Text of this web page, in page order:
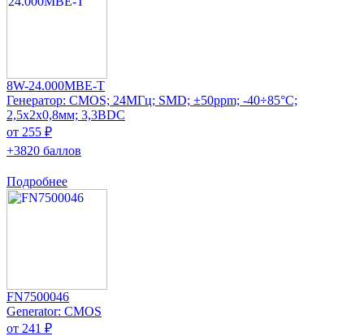
8W-24.000MBE-T
Генератор: CMOS; 24МГц; SMD; ±50ppm; -40÷85°C;
2,5x2x0,8мм; 3,3ВDC
от 255 ₽
+3820 баллов
Подробнее
FN7500046
Generator: CMOS
от 241 ₽